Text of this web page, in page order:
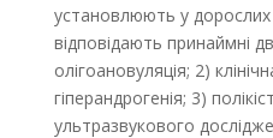
установлюють у дорослих
відповідають принаймні
олігоановуляція; 2)
гіперандрогенія; 3)
ультразвукового